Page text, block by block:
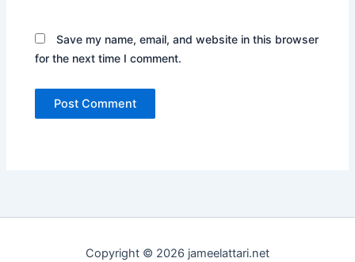
Save my name, email, and website in this browser
for the next time I comment.
Copyright © 2026 jameelattari.net